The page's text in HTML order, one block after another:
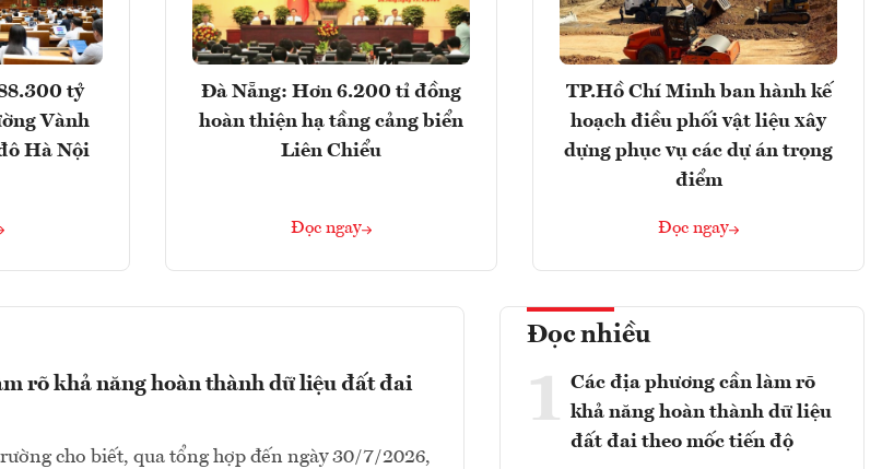
tỷ
Vành
Hà Nội
Đà Nẵng: Hơn 6.200 tỉ đồng
hoàn thiện hạ tầng cảng biển
Liên Chiểu
Đọc ngay
TP.Hồ Chí Minh ban hành kế
hoạch điều phối vật liệu xây
dựng phục vụ các dự án trọng
điểm
Đọc ngay
rõ khả năng hoàn thành dữ liệu đất đai
cho biết, qua tổng hợp đến ngày 30/7/2026,
Đọc nhiều
1 Các địa phương cần làm rõ
khả năng hoàn thành dữ liệu
đất đai theo mốc tiến độ